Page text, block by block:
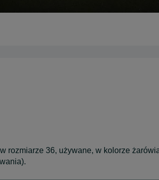
rozmiarze 36, używane, w kolorze